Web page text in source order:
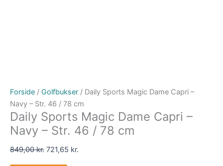
Forside / Golfbukser / Daily Sports Magic Dame Capri –
Navy – Str. 46 / 78 cm
Daily Sports Magic Dame Capri –
Navy – Str. 46 / 78 cm
849,00kr. 721,65 kr.